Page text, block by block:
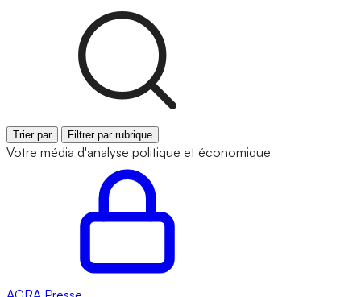
Trier par Filtrer par rubrique
Votre média d'analyse politique et économique